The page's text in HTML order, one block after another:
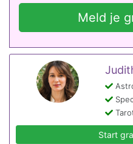
Meld je
Start